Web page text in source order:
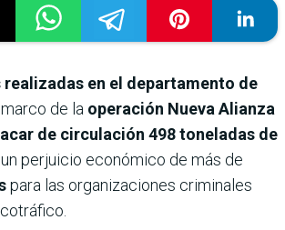
en el departamento de
de la operación Nueva Alianza
de circulación 498 toneladas de
perjuicio económico de más de
para las organizaciones criminales